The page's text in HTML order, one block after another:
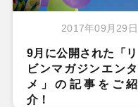
2017年09月29日
9月に公開された「リ
ビンマガジンエンタ
メ」の記事をご紹
介！